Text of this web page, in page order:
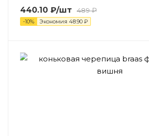
440.10 ₽/шт 489₽
-10% Экономия 48.90 ₽